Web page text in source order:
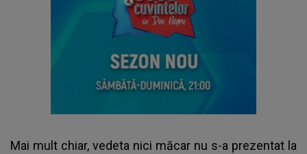
Mai mult chiar, vedeta nici măcar nu s-a prezentat la